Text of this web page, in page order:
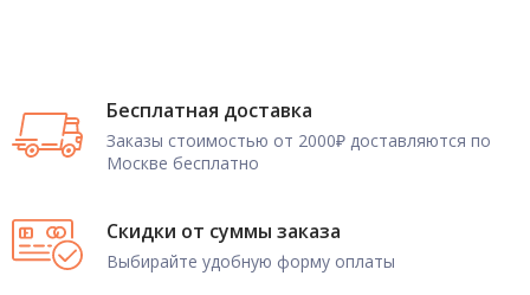
Бесплатная доставка
Заказы стоимостью от 2000₽ доставляются по
Москве бесплатно
Скидки от суммы заказа
Выбирайте удобную форму оплаты